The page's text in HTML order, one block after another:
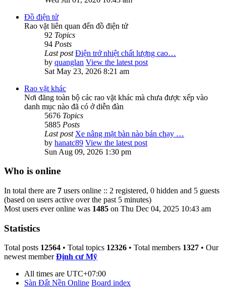
Đồ điện tử
Rao vặt liên quan đến đồ điện tử
92 Topics
94 Posts
Last post Điện trở nhiệt chất lượng cao…
by quanglan View the latest post
Sat May 23, 2026 8:21 am
Rao vặt khác
Nơi đăng toàn bộ các rao vặt khác mà chưa được xếp vào
danh mục nào đã có ở diễn đàn
5676 Topics
5885 Posts
Last post Xe nâng mặt bàn nào bán chạy …
by hanatc89 View the latest post
Sun Aug 09, 2026 1:30 pm
Who is online
In total there are 7 users online :: 2 registered, 0 hidden and 5 guests
(based on users active over the past 5 minutes)
Most users ever online was 1485 on Thu Dec 04, 2025 10:43 am
Statistics
Total posts 12564 • Total topics 12326 • Total members 1327 • Our
newest memberĐịnh cư Mỹ
All times are UTC+07:00
Sàn Đất Nền Online Board index